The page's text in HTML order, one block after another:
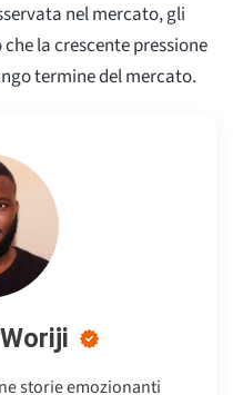
nel mercato, gli
la crescente pressione
termine del mercato.
storie emozionanti